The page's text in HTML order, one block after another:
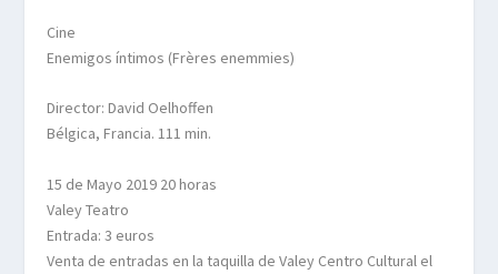
Cine
Enemigos íntimos (Frères enemmies)
Director: David Oelhoffen
Bélgica, Francia. 111 min.
15 de Mayo 2019 20 horas
Valey Teatro
Entrada: 3 euros
Venta de entradas en la taquilla de Valey Centro Cultural el